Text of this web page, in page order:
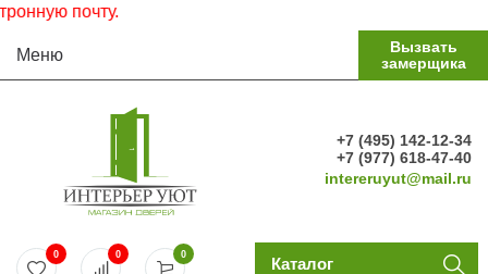
Меню
Вызвать
замерщика
+7 (495) 142-12-34
+7 (977) 618-47-40
intereruyut@mail.ru
0
0 0 Каталог